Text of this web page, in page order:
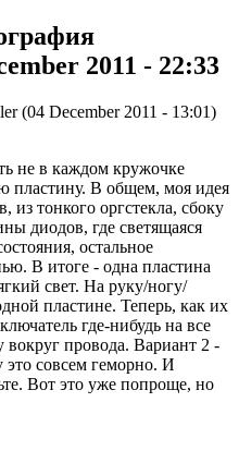
2011 - 22:33
(04 December 2011 - 13:01)
не в каждом кружочке
пластину. В общем, моя идея
из тонкого оргстекла, сбоку
диодов, где светящаяся
остальное
В итоге - одна пластина
свет. На руку/ногу/
пластине. Теперь, как их
где-нибудь на все
провода. Вариант 2 -
это совсем геморно. И
Вот это уже попроще, но